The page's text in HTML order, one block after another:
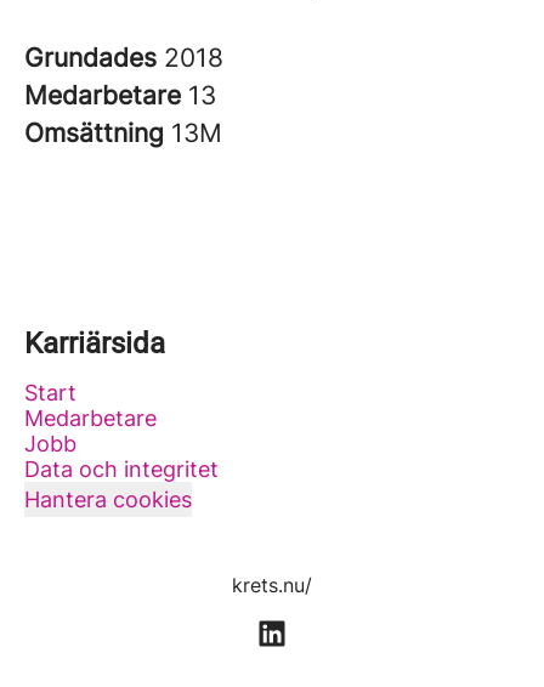
Grundades 2018
Medarbetare 13
Omsättning 13M
Karriärsida
Start
Medarbetare
Jobb
Data och integritet
Hantera cookies
krets.nu/